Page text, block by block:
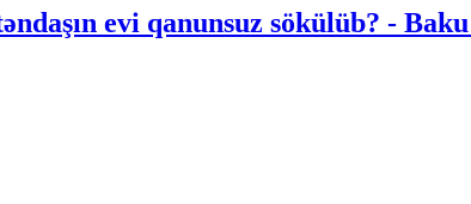
evi qanunsuz sökülüb? -